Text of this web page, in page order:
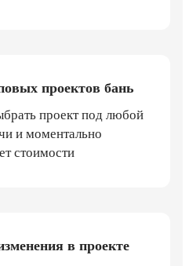
проектов бань
проект под любой
и моментально
стоимости
в проекте